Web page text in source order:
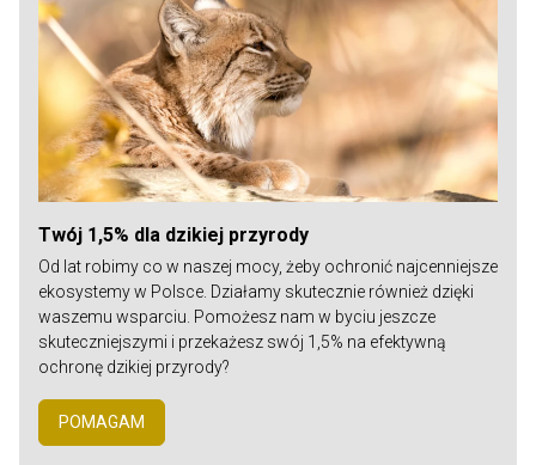
Twój 1,5% dla dzikiej przyrody
Od lat robimy co w naszej mocy, żeby ochronić najcenniejsze
ekosystemy w Polsce. Działamy skutecznie również dzięki
waszemu wsparciu. Pomożesz nam w byciu jeszcze
skuteczniejszymi i przekażesz swój 1,5% na efektywną
ochronę dzikiej przyrody?
POMAGAM